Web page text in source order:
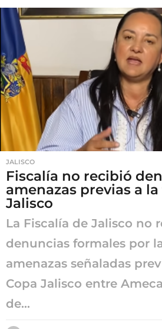
JALISCO
Fiscalía no recibió
amenazas previas a
Jalisco
La Fiscalía de Jalisco no
denuncias formales por
amenazas señaladas
Copa Jalisco entre
de...